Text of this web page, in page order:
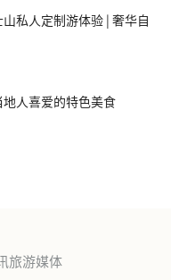
山私人定制游体验 | 奢华自
人喜爱的特色美食
旅游媒体